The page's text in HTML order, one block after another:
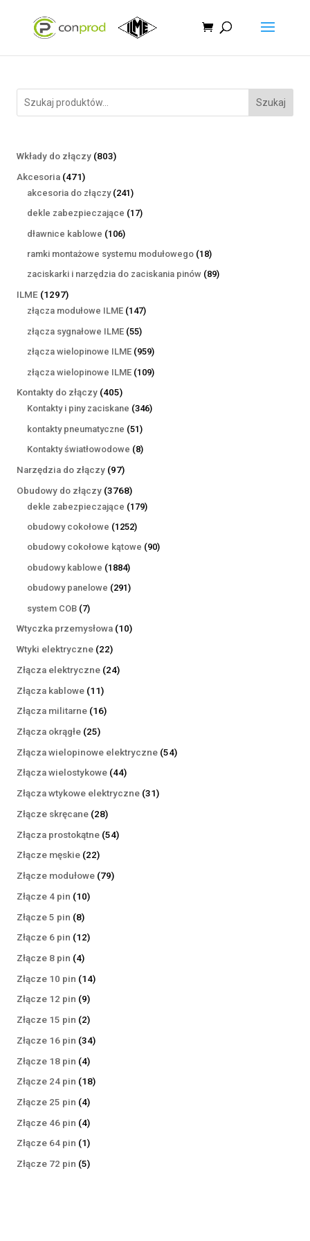
Szukaj
Wkłady do złączy 803803
Akcesoria 471471
produktów
akcesoria do złączy 241241
produktów
dekle zabezpieczające 1717
dławnice kablowe 106106
produktów
ramki montażowe systemu modułowego 1818
produktów
zaciskarki i narzędzia do zaciskania pinów 8989
ILME 12971297
produktów
złącza modułowe ILME 147147
złącza sygnałowe ILME 5555
produktów
złącza wielopinowe ILME 959959
produktów
złącza wielopinowe ILME 109109
Kontakty do złączy 405405
produktów
Kontakty i piny zaciskane 346346
kontakty pneumatyczne 5151
produktów
Kontakty światłowodowe 88
Narzędzia do złączy 9797
produktów
Obudowy do złączy 37683768
produktów
dekle zabezpieczające 179179
obudowy cokołowe 12521252
produkty
obudowy cokołowe kątowe 9090
obudowy kablowe 18841884
produkty
obudowy panelowe 291291
system COB 77
produktów
Wtyczka przemysłowa 1010
Wtyki elektryczne 2222
produkty
Złącza elektryczne 2424
Złącza kablowe 1111
produktów
Złącza militarne 1616
Złącza okrągłe 2525
produktów
Złącza wielopinowe elektryczne 5454
Złącza wielostykowe 4444
produkty
Złącza wtykowe elektryczne 3131
Złącze skręcane 2828
produktów
Złącza prostokątne 5454
Złącze męskie 2222
produkty
Złącze modułowe 7979
Złącze 4 pin 1010
Złącze 5 pin 88
produktów
Złącze 6 pin 1212
Złącze 8 pin 44
produkty
Złącze 10 pin 1414
Złącze 12 pin 99
produktów
Złącze 15 pin 22
produkty
Złącze 16 pin 3434
Złącze 18 pin 44
produkty
Złącze 24 pin 1818
Złącze 25 pin 44
produkty
Złącze 46 pin 44
produkty
Złącze 64 pin 11
produkt
Złącze 72 pin 55